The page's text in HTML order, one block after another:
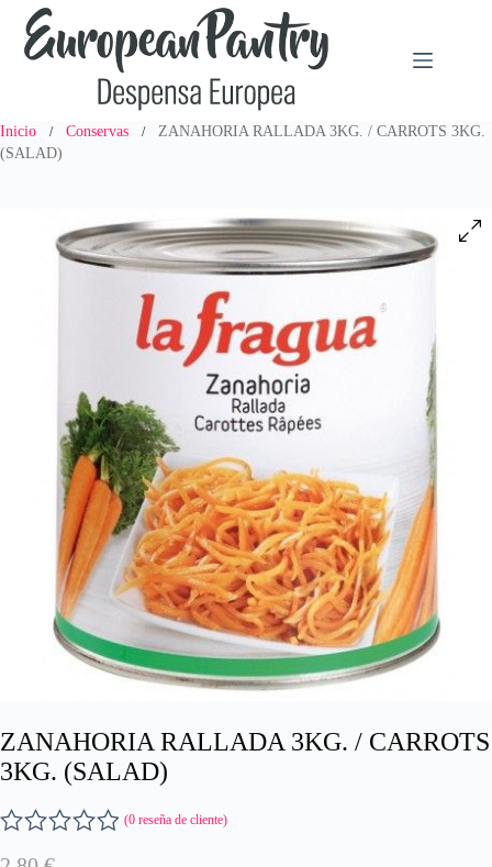
Saltar
contenido
Inicio / Conservas /
ZANAHORIA RALLADA 3KG. / CARROTS 3KG.
(SALAD)
ZANAHORIA RALLADA 3KG. / CARROTS
3KG. (SALAD)
V
(0 reseña de cliente)